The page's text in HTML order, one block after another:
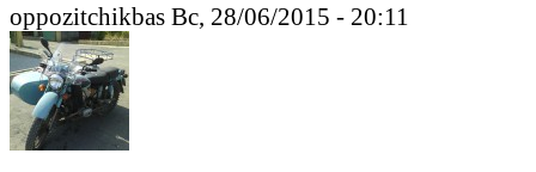
oppozitchikbas Вс, 28/06/2015 - 20:11